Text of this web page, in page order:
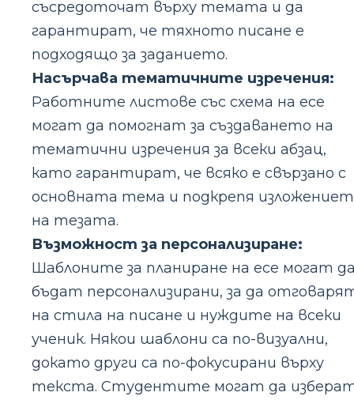
съсредоточат върху темата и да
гарантират, че тяхното писане е
подходящо за заданието.
Насърчава тематичните изречения:
Работните листове със схема на есе
могат да помогнат за създаването на
тематични изречения за всеки абзац,
като гарантират, че всяко е свързано с
основната тема и подкрепя
на тезата.
Възможност за персонализиране:
Шаблоните за планиране на есе могат
бъдат персонализирани, за да
на стила на писане и нуждите на всеки
ученик. Някои шаблони са по-визуални,
докато други са по-фокусирани върху
текста. Студентите могат да